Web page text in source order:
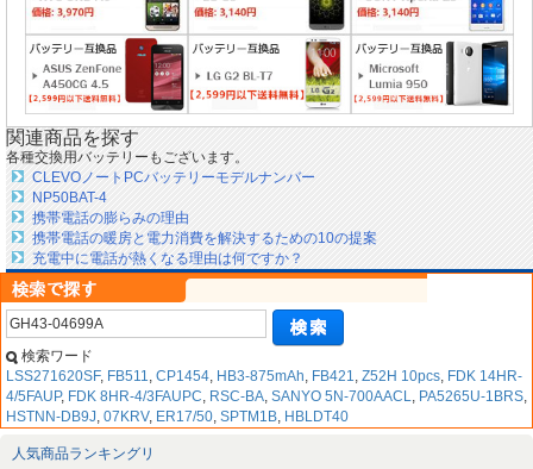
関連商品を探す
各種交換用バッテリーもございます。
CLEVOノートPCバッテリーモデルナンバー
NP50BAT-4
携帯電話の膨らみの理由
携帯電話の暖房と電力消費を解決するための10の提案
充電中に電話が熱くなる理由は何ですか？
検索ワード
LSS271620SF, FB511, CP1454, HB3-875mAh, FB421, Z52H 10pcs, FDK 14HR-
4/5FAUP, FDK 8HR-4/3FAUPC, RSC-BA, SANYO 5N-700AACL, PA5265U-1BRS,
HSTNN-DB9J, 07KRV, ER17/50, SPTM1B, HBLDT40
人気商品ランキングリ